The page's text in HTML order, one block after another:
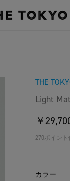
THE
Light
￥
270ポイント
カラー